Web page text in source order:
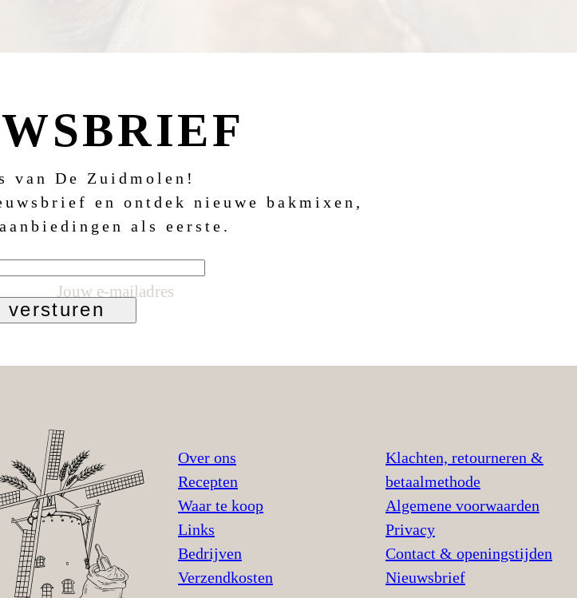
van De Zuidmolen!
en ontdek nieuwe bakmixen,
als eerste.
Jouw e-mailadres
versturen
Over ons
Recepten
Waar te koop
Links
Bedrijven
Verzendkosten
Klachten, retourneren &
betaalmethode
Algemene voorwaarden
Privacy
Contact & openingstijden
Nieuwsbrief